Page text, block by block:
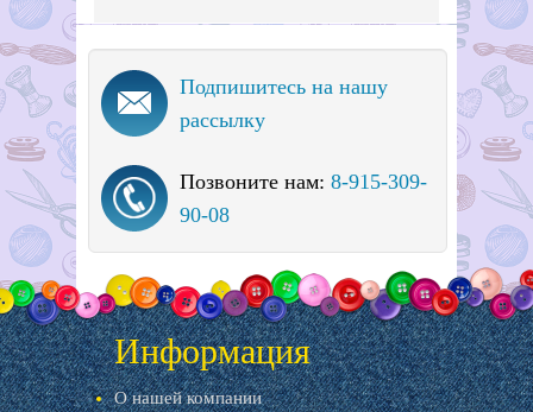
Подпишитесь на нашу
рассылку
Позвоните нам: 8-915-309-
90-08
Информация
О нашей компании